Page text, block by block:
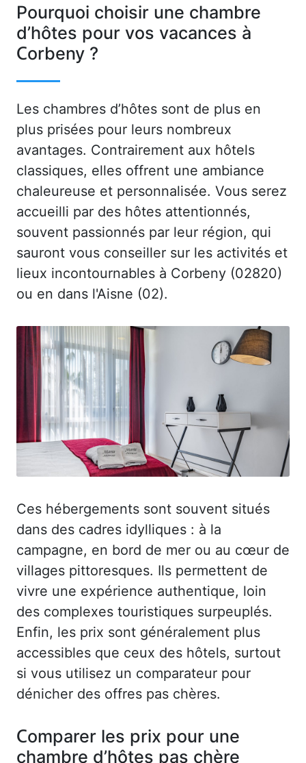
Pourquoi choisir une chambre
d’hôtes pour vos vacances à
Corbeny ?
Les chambres d’hôtes sont de plus en
plus prisées pour leurs nombreux
avantages. Contrairement aux hôtels
classiques, elles offrent une ambiance
chaleureuse et personnalisée. Vous serez
accueilli par des hôtes attentionnés,
souvent passionnés par leur région, qui
sauront vous conseiller sur les activités et
lieux incontournables à Corbeny (02820)
ou en dans l'Aisne (02).
Ces hébergements sont souvent situés
dans des cadres idylliques : à la
campagne, en bord de mer ou au cœur de
villages pittoresques. Ils permettent de
vivre une expérience authentique, loin
des complexes touristiques surpeuplés.
Enfin, les prix sont généralement plus
accessibles que ceux des hôtels, surtout
si vous utilisez un comparateur pour
dénicher des offres pas chères.
Comparer les prix pour une
chambre d’hôtes pas chère